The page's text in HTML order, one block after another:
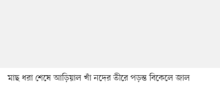
মাছ ধরা শেষে আড়িয়াল খাঁ নদের তীরে পড়ন্ত বিকেলে জাল